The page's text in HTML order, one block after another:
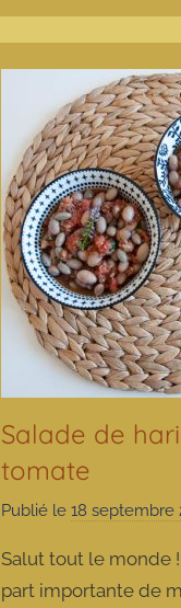
Salade de
tomate
Publié le18 septembre
Salut tout le monde
part importante de